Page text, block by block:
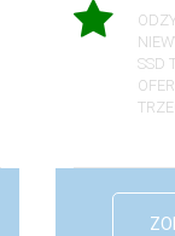
SSD